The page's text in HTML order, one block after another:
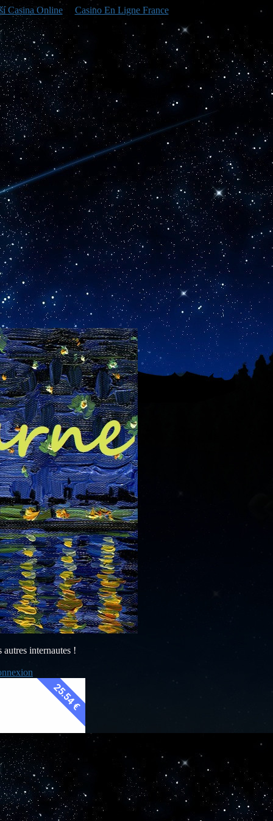
Casina Online Casino En Ligne France
internautes !
25.54 €